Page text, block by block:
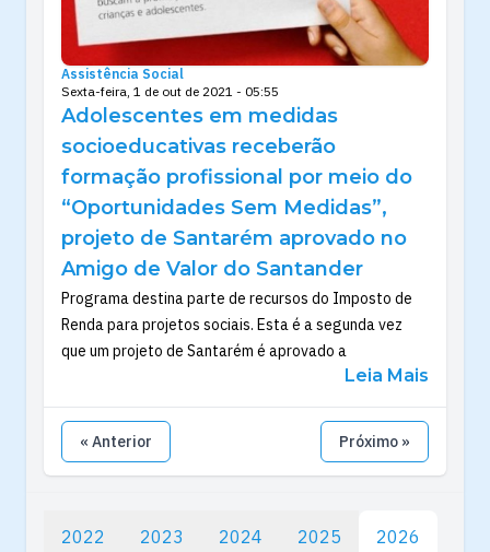
Assistência Social
Sexta-feira, 1 de out de 2021 - 05:55
Adolescentes em medidas
socioeducativas receberão
formação profissional por meio do
“Oportunidades Sem Medidas”,
projeto de Santarém aprovado no
Amigo de Valor do Santander
Programa destina parte de recursos do Imposto de
Renda para projetos sociais. Esta é a segunda vez
que um projeto de Santarém é aprovado a
Leia Mais
« Anterior Próximo »
2022 2023 2024 2025 2026